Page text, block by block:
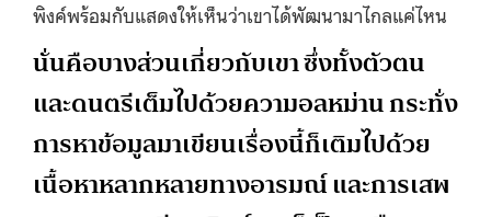
พิงค์พร้อมกับแสดงให้เห็นว่าเขาได้พัฒนามาไกลแค่ไหน
นั่นคือบางส่วนเกี่ยวกับเขา ซึ่งทั้งตัวตน
และดนตรีเต็มไปด้วยความอลหม่าน กระทั่ง
การหาข้อมูลมาเขียนเรื่องนี้ก็เติมไปด้วย
เนื้อหาหลากหลายทางอารมณ์ และการเสพ